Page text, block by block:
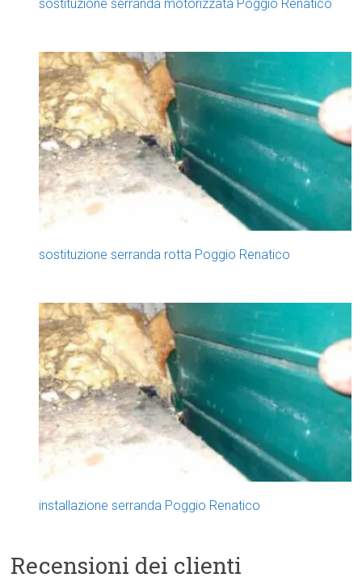
sostituzione serranda motorizzata Poggio Renatico
sostituzione serranda rotta Poggio Renatico
installazione serranda Poggio Renatico
Recensioni dei clienti